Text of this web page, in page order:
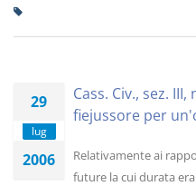
29
lug
2006
Cass. Civ., sez.
fiejussore per
Relativamente ai
future la cui durata